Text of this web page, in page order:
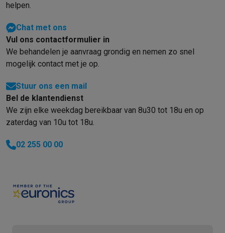
helpen.
Chat met ons
Vul ons contactformulier in
We behandelen je aanvraag grondig en nemen zo snel
mogelijk contact met je op.
Stuur ons een mail
Bel de klantendienst
We zijn elke weekdag bereikbaar van 8u30 tot 18u en op
zaterdag van 10u tot 18u.
02 255 00 00